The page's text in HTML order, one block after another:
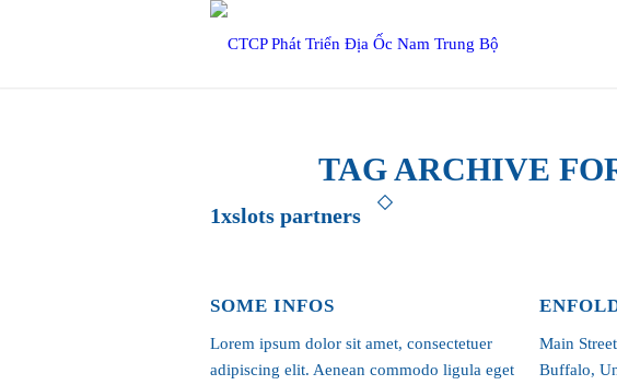
TAG ARCHIVE
1xslots partners
SOME INFOS
Lorem ipsum dolor sit amet, consectetuer
adipiscing elit. Aenean commodo ligula eget
Main
Buffalo,